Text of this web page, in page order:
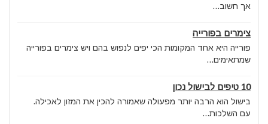
אך חשוב...
צימרים בפורייה
פורייה היא אחד המקומות הכי יפים לנפוש בהם ויש צימרים בפורייה
שמתאימים...
10 טיפים לבישול נכון
בישול הוא הרבה יותר מפעולה שאמורה להכין את המזון לאכילה.
עם השלכות...